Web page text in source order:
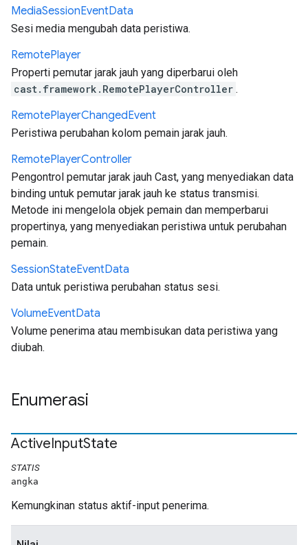
MediaSessionEventData
Sesi media mengubah data peristiwa.
RemotePlayer
Properti pemutar jarak jauh yang diperbarui oleh
cast.framework.RemotePlayerController .
RemotePlayerChangedEvent
Peristiwa perubahan kolom pemain jarak jauh.
RemotePlayerController
Pengontrol pemutar jarak jauh Cast, yang menyediakan data
binding untuk pemutar jarak jauh ke status transmisi.
Metode ini mengelola objek pemain dan memperbarui
propertinya, yang menyediakan peristiwa untuk perubahan
pemain.
SessionStateEventData
Data untuk peristiwa perubahan status sesi.
VolumeEventData
Volume penerima atau membisukan data peristiwa yang
diubah.
Enumerasi
ActiveInputState
STATIS
angka
Kemungkinan status aktif-input penerima.